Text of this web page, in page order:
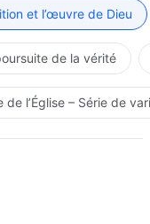
et l’œuvre de Dieu
de la vérité
de l’Église – Série de